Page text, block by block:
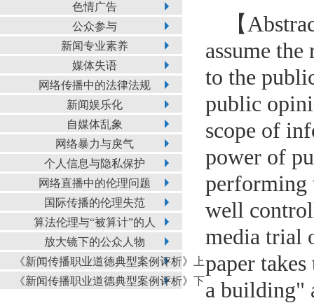
色情广告
公众参与
新闻专业素养
媒体失语
网络传播中的法律法规
新闻娱乐化
自媒体乱象
网络暴力与戾气
个人信息与隐私保护
网络直播中的伦理问题
国际传播的伦理失范
算法伦理与“被算计”的人
放大镜下的公众人物
《新闻传播职业道德典型案例评析》上
《新闻传播职业道德典型案例评析》下
【
assume
to the
public
scope of
power of
performing
well
media trial
paper
a building"